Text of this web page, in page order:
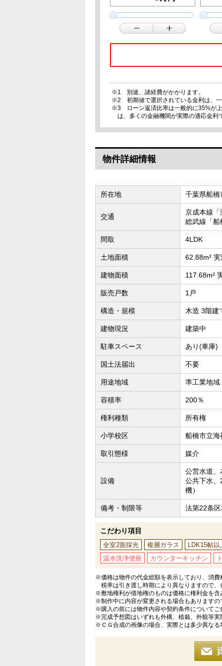
※1 別途、諸経費がかかります。
※2 初期値で選択されている金利は、一
※3 ローン返済比率は一般的に35%が上
は、多くの金融機関が実際の適応金利
物件詳細情報
所在地 千葉県船橋
交通
京成本線
総武線「
間取 4LDK
土地面積 62.88m²
建物面積 117.68m²
販売戸数 1戸
構造・規模 木造 3階建
建物現況 建築中
駐車スペース あり(車庫)
国土法届出 不要
用途地域 準工業地域
容積率 200％
権利種類 所有権
小学校区 船橋市立
取引態様 媒介
設備
公営水道、
公共下水、
機）
備考・制限等 法第22条
こだわり項目
全室2面採光 複層ガラス
LDK15帖以
温水洗浄便座
カウンターキッチン
※価格は物件の代金総額を表示しており、消
税率は引き渡し時期により異なりますので
※敷地権利が借地権のものは価格に権利金を含
※制作中に内容が変更される場合もあります
※購入の前には物件内容や契約条件について
※完成予想図はいずれも外構、植栽、外観等
※ＣＧ合成の画像の場合、実際とは多少異なる